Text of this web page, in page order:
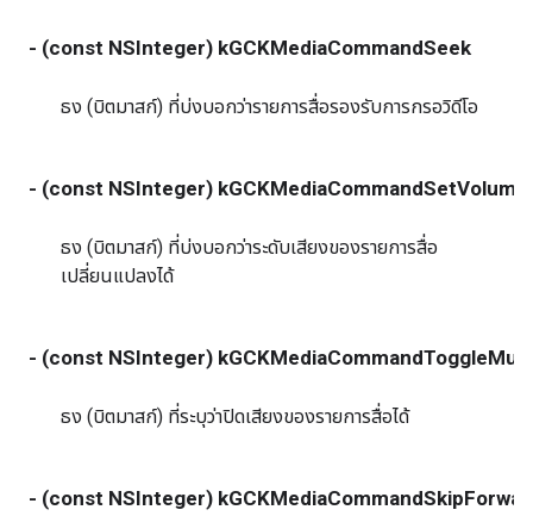
- (const NSInteger) kGCKMediaCommandSeek
ธง (บิตมาสก์) ที่บ่งบอกว่ารายการสื่อรองรับการกรอวิดีโอ
- (const NSInteger) kGCKMediaCommandSetVolume
ธง (บิตมาสก์) ที่บ่งบอกว่าระดับเสียงของรายการสื่อ
เปลี่ยนแปลงได้
- (const NSInteger)
ธง (บิตมาสก์) ที่ระบุว่าปิดเสียงของรายการสื่อได้
- (const NSInteger)